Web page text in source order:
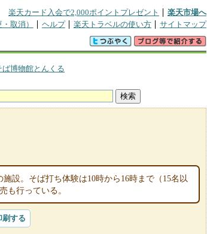
楽天カード入会で2,000ポイントプレゼント
楽天市場へ
取消） ヘルプ 楽天トラベルの使い方 サイトマップ
ば博物館とんくる
設。そば打ち体験は10時から16時まで（15名以
も行っている。
刷する